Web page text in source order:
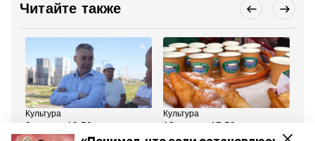
Читайте также
Культура
2 июля , 19:52
Глава Ставрополья:
Культура
13 июня , 17:58
Первый фестиваль